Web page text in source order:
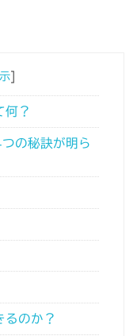
何？
の秘訣が明ら
るのか？